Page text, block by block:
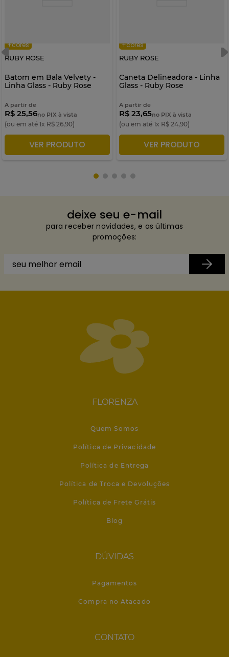
+cores
RUBY ROSE
Batom em Bala Velvety -
Linha Glass - Ruby Rose
A partir de
R$ 25,56no PIX à vista
(ou em até 1x R$ 26,90)
ADICIONAR À SACOLA
VER PRODUTO
+cores
RUBY ROSE
Caneta Delineadora - Linha
Glass - Ruby Rose
A partir de
R$ 23,65no PIX à vista
(ou em até 1x R$ 24,90)
ADICIONAR À SACOLA
VER PRODUTO
deixe seu e-mail
para receber novidades, e as últimas
promoções:
FLORENZA
Quem Somos
Política de Privacidade
Política de Entrega
Política de Troca e Devoluções
Política de Frete Grátis
Blog
DÚVIDAS
Pagamentos
Compra no Atacado
CONTATO